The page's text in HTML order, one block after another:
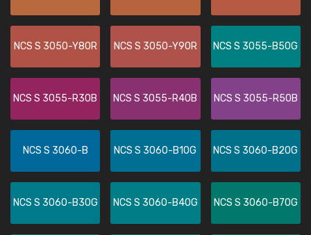
NCS S 3050-Y80R NCS S 3050-Y90R NCS S 3055-B50G
NCS S 3055-R30B NCS S 3055-R40B NCS S 3055-R50B
NCS S 3060-B NCS S 3060-B10G NCS S 3060-B20G
NCS S 3060-B30G NCS S 3060-B40G NCS S 3060-B70G